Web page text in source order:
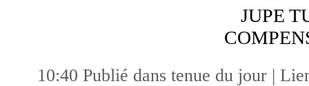
JUPE
10:40 Publié dans tenue du jour |